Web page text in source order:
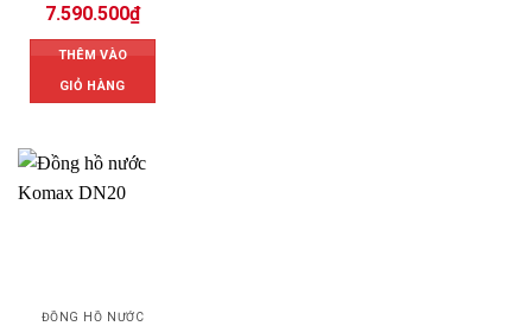
7.590.500₫
THÊM VÀO
GIỎ HÀNG
ĐỒNG HỒ NƯỚC